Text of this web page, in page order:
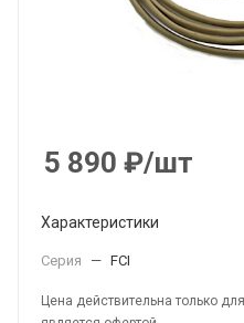
5 890 ₽/шт
Характеристики
Серия — FCI
Цена действительна только